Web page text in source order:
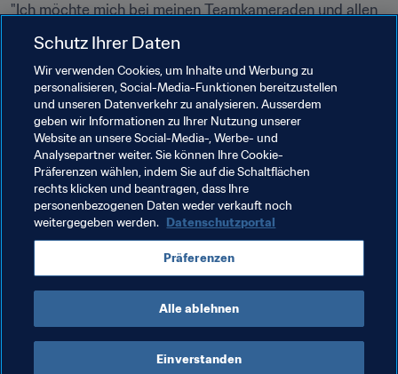
"Ich möchte mich bei meinen Teamkameraden und allen
der groß gewachsene Stürmer im Gespräch mit
Russlands Channel One. "Ich bin stolz auf sie und liebe
sie wie meine Familie. Wir sind eine Familie geworden.
Unser ganzes Leben lang wollten wir den Menschen im
Land beweisen, dass sie stolz auf uns sein können, dass
der Fussball hier lebt und stark ist. Wir sind unserem
Land dankbar für diese Gefühle. Wir sind sehr traurig,
aber wir haben gekämpft wie die Löwen."
Am Ende konnte Dzyuba die Tränen nicht zurückhalten.
Es gibt keinen Zweifel daran, dass sie gekämpft haben
wie die Löwen und zweifelsohne haben sie ihr Land stolz
Schutz Ihrer Daten
Wir verwenden Cookies, um Inhalte und Werbung zu
personalisieren, Social-Media-Funktionen bereitzustellen
und unseren Datenverkehr zu analysieren. Ausserdem
geben wir Informationen zu Ihrer Nutzung unserer
Website an unsere Social-Media-, Werbe- und
Analysepartner weiter. Sie können Ihre Cookie-
Präferenzen wählen, indem Sie auf die Schaltflächen
rechts klicken und beantragen, dass Ihre
personenbezogenen Daten weder verkauft noch
weitergegeben werden. Datenschutzportal
Präferenzen
Alle ablehnen
Einverstanden